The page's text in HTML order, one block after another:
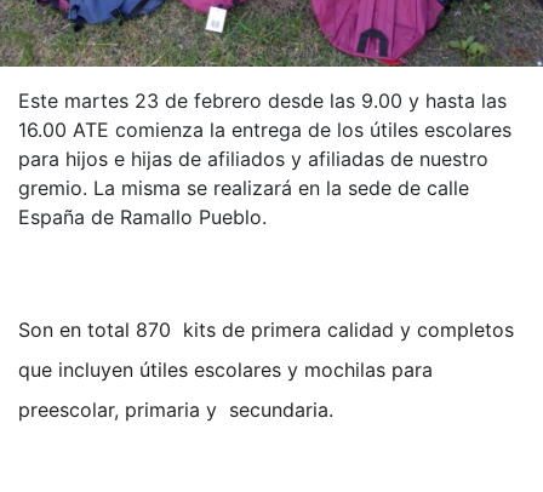
Este martes 23 de febrero desde las 9.00 y hasta las
16.00 ATE comienza la entrega de los útiles escolares
para hijos e hijas de afiliados y afiliadas de nuestro
gremio. La misma se realizará en la sede de calle
España de Ramallo Pueblo.
Son en total 870 kits de primera calidad y completos
que incluyen útiles escolares y mochilas para
preescolar, primaria y secundaria.